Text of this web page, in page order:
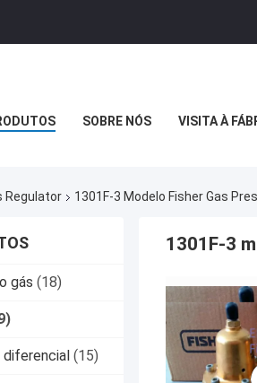
SOBRE NÓS VISITA À
Regulator 1301F-3 Modelo Fisher Gas
gás (18)
(15)
1301F-3